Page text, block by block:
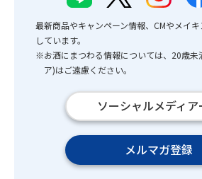
最新商品やキャンペーン情報、CMやメイ
しています。
※お酒にまつわる情報については、20歳未
ア)はご遠慮ください。
ソーシャルメディア
メルマガ登録